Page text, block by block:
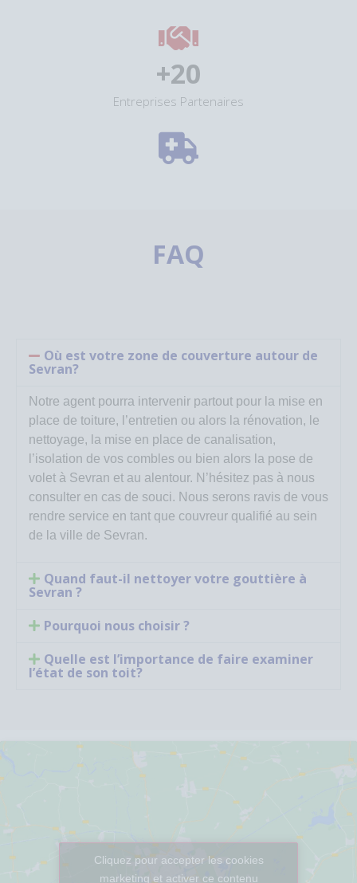
Entreprises Partenaires
+20
FAQ
Où est votre zone de couverture autour de
Sevran?
Notre agent pourra intervenir partout pour la mise en
place de toiture, l’entretien ou alors la rénovation, le
nettoyage, la mise en place de canalisation,
l’isolation de vos combles ou bien alors la pose de
volet à Sevran et au alentour. N’hésitez pas à nous
consulter en cas de souci. Nous serons ravis de vous
rendre service en tant que couvreur qualifié au sein
de la ville de Sevran.
Quand faut-il nettoyer votre gouttière à
Sevran ?
Pourquoi nous choisir ?
Quelle est l’importance de faire examiner
l’état de son toit?
Cliquez pour accepter les cookies
marketing et activer ce contenu